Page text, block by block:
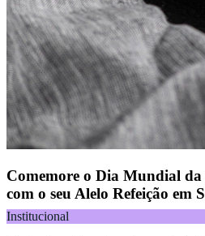
Comemore o Dia Mundial da
com o seu Alelo Refeição em
Institucional